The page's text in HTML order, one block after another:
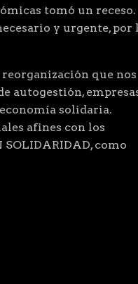
tomó un receso.
y urgente, por
reorganización que nos
autogestión,
solidaria.
afines con los
SOLIDARIDAD, como